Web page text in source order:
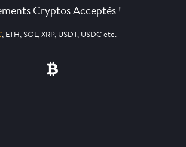
Cryptos Acceptés !
, ETH, SOL, XRP, USDT, USDC etc.